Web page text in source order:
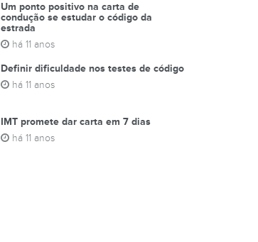
Um ponto positivo na carta de
condução se estudar o código da
estrada
há 11 anos
Definir dificuldade nos testes de código
há 11 anos
IMT promete dar carta em 7 dias
há 11 anos